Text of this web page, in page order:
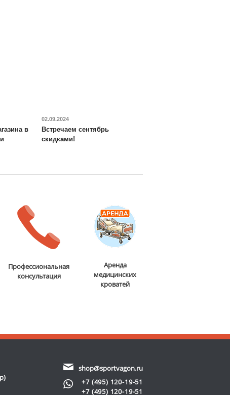
в
02.09.2024
Встречаем сентябрь
скидками!
Профессиональная
консультация
Аренда
медицинских
кроватей
shop@sportvagon.ru
+7 (495) 120-19-51
+7 (495) 120-19-51